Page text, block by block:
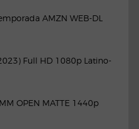
AMZN WEB-DL
Full HD 1080p Latino-
OPEN MATTE 1440p